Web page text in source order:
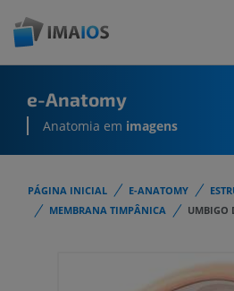
e-Anatomy
Anatomia em imagens
PÁGINA INICIAL E-ANATOMY
MEMBRANA TIMPÂNICA
UMBIGO